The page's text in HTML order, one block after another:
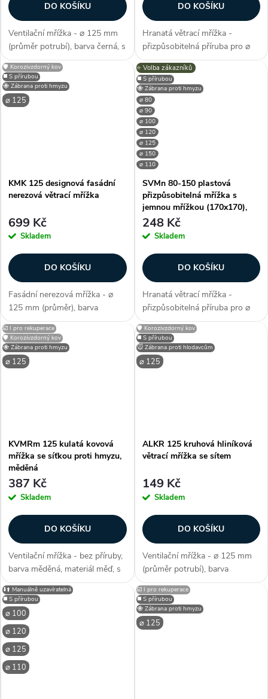
DO KOŠÍKU
Ventilační mřížka - ⌀ 125 mm
(průměr potrubí), barva černá, s
pevnou žaluzií, do interiéru i
exteriéru, síťka proti hmyzu /
ptactvu / hlodacům (jemná,
malé rozpětí), jednoduchá...
DO KOŠÍKU
Hranatá větrací mřížka -
přizpůsobitelná příruba pro ⌀
80-150 mm (pro potrubí),
čtvercový tvar konstrukce,
barva černá;grafit, s mírně
nakloněnými lamelami, zábrana
proti hmyzu...
⌀ 125
◼️ S přírubou
🛡️ Korozivzdorný kov
🐝 Zábrana proti hmyzu
KMK 125 designová fasádní
nerezová větrací mřížka
699 Kč
Skladem
DO KOŠÍKU
Fasádní nerezová mřížka - ⌀
125 mm (průměr), barva
stříbrná, nerezová, materiál kov,
nerez (korozivzdorný), kvalitní
provedení konstrukce, snadná
instalace, moderní design, se...
⌀ 80
⌀ 90
⌀ 100
⌀ 120
⌀ 125
⌀ 150
⭐️ Volba zákazníků
◼️ S přírubou
🐝 Zábrana proti hmyzu
⌀ 110
SVMn 80-150 plastová
přizpůsobitelná mřížka s
jemnou mřížkou (170x170),
grafit černá
248 Kč
Skladem
DO KOŠÍKU
Hranatá větrací mřížka -
přizpůsobitelná příruba pro ⌀
80-150 mm (pro potrubí),
čtvercový tvar konstrukce,
barva černá;grafit, s mírně
nakloněnými lamelami, zábrana
⌀ 125
☑️ I pro rekuperace
🛡️ Korozivzdorný kov
🐝 Zábrana proti hmyzu
KVMRm 125 kulatá kovová
mřížka se síťkou proti hmyzu,
měděná
387 Kč
Skladem
DO KOŠÍKU
Ventilační mřížka - bez příruby,
barva měděná, materiál měď, s
pevnou žaluzií, do interiéru i
exteriéru, elegantní design, síť
proti hmyzu, ptactvu,
hlodavcům, jednoduchá...
⌀ 125
◼️ S přírubou
🛡️ Korozivzdorný kov
🐭 Zábrana proti hlodavcům
ALKR 125 kruhová hliníková
větrací mřížka se sítem
149 Kč
Skladem
DO KOŠÍKU
Ventilační mřížka - ⌀ 125 mm
(průměr potrubí), barva
stříbrná/šedá, s pevnou žaluzií,
do interiéru i exteriéru, pletivo
proti ptactvu / hlodacům (cca.
10 x 10 mm), jednoduchá...
⌀ 100
⌀ 120
⌀ 125
⬇️⬆️ Manuálně uzavíratelná
◼️ S přírubou
⌀ 110
⌀ 125
☑️ I pro rekuperace
◼️ S přírubou
🐝 Zábrana proti hmyzu